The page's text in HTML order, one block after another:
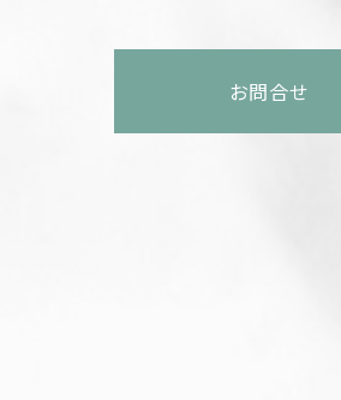
お問合せ